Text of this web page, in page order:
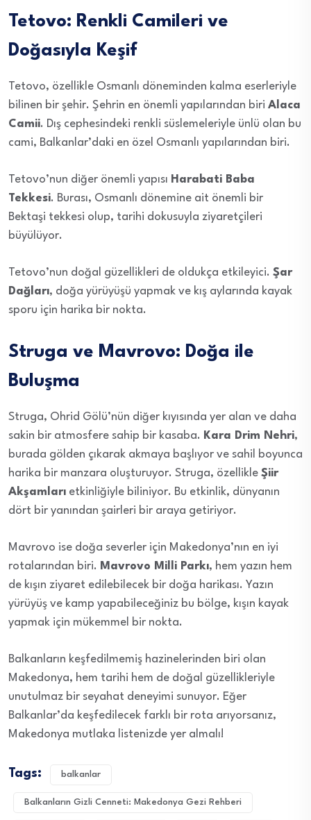
Tetovo: Renkli Camileri ve
Doğasıyla Keşif
Tetovo, özellikle Osmanlı döneminden kalma eserleriyle
bilinen bir şehir. Şehrin en önemli yapılarından biri Alaca
Camii. Dış cephesindeki renkli süslemeleriyle ünlü olan bu
cami, Balkanlar’daki en özel Osmanlı yapılarından biri.
Tetovo’nun diğer önemli yapısı Harabati Baba
Tekkesi. Burası, Osmanlı dönemine ait önemli bir
Bektaşi tekkesi olup, tarihi dokusuyla ziyaretçileri
büyülüyor.
Tetovo’nun doğal güzellikleri de oldukça etkileyici. Şar
Dağları, doğa yürüyüşü yapmak ve kış aylarında kayak
sporu için harika bir nokta.
Struga ve Mavrovo: Doğa ile
Buluşma
Struga, Ohrid Gölü’nün diğer kıyısında yer alan ve daha
sakin bir atmosfere sahip bir kasaba. Kara Drim Nehri,
burada gölden çıkarak akmaya başlıyor ve sahil boyunca
harika bir manzara oluşturuyor. Struga, özellikle Şiir
Akşamları etkinliğiyle biliniyor. Bu etkinlik, dünyanın
dört bir yanından şairleri bir araya getiriyor.
Mavrovo ise doğa severler için Makedonya’nın en iyi
rotalarından biri. Mavrovo Milli Parkı, hem yazın hem
de kışın ziyaret edilebilecek bir doğa harikası. Yazın
yürüyüş ve kamp yapabileceğiniz bu bölge, kışın kayak
yapmak için mükemmel bir nokta.
Balkanların keşfedilmemiş hazinelerinden biri olan
Makedonya, hem tarihi hem de doğal güzellikleriyle
unutulmaz bir seyahat deneyimi sunuyor. Eğer
Balkanlar’da keşfedilecek farklı bir rota arıyorsanız,
Makedonya mutlaka listenizde yer almalı!
Tags: balkanlar
Balkanların Gizli Cenneti: Makedonya Gezi Rehberi